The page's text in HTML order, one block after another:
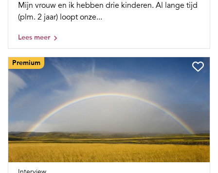
Mijn vrouw en ik hebben drie kinderen. Al lange tijd
(plm. 2 jaar) loopt onze...
Lees meer
Premium